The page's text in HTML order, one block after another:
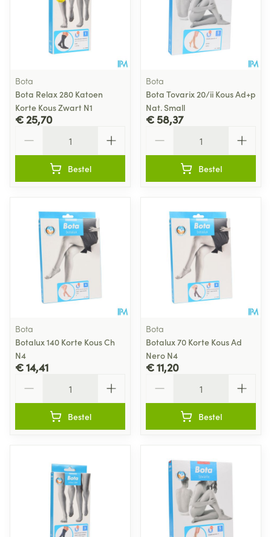
Bota
Bota Relax 280 Katoen
Korte Kous Zwart N1
€ 25,70
Bestel
Bota
Bota Tovarix 20/ii Kous Ad+p
Nat. Small
€ 58,37
Bestel
Bota
Botalux 140 Korte Kous Ch
N4
€ 14,41
Bestel
Bota
Botalux 70 Korte Kous Ad
Nero N4
€ 11,20
Bestel